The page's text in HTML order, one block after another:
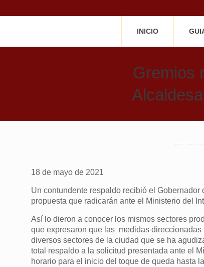
INICIO
Gremios
18 de mayo de 2021
Un contundente respaldo recibió el
propuesta que radicarán ante el Ministerio del
Así lo dieron a conocer los mismos sectores
que expresaron que las medidas
diversos sectores de la ciudad que se ha
total respaldo a la solicitud presentada ante el
horario para el inicio del toque de queda hasta